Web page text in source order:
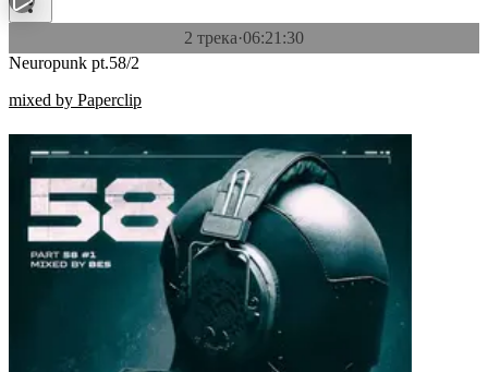
2 трека·06:21:30
Neuropunk pt.58/2
mixed by Paperclip